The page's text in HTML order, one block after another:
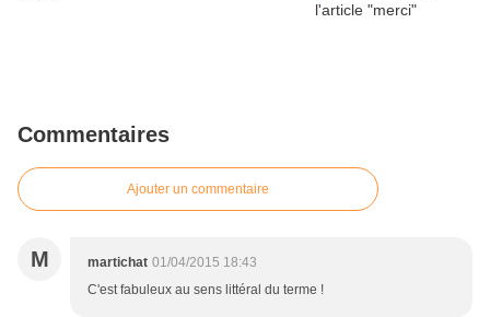
Commentaires
Ajouter un commentaire
M martichat 01/04/2015 18:43
C'est fabuleux au sens littéral du terme !